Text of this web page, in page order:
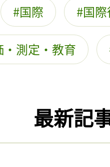
国際 国
測定・教育
最新記